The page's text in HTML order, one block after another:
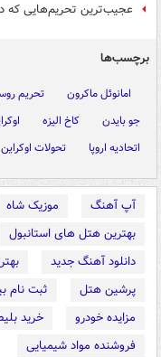
عجیب‌ترین تحریم‌هایی که
برچسب‌ها
امانوئل ماکرون تحریم
جو بایدن
کاخ الیزه
اتحادیه اروپا
تحولات اوکراین
آپ آهنگ موزیک شاه
بهترین هتل های استانبول
دانلود آهنگ جدید
پرشین هتل
ثبت نام
مزایده خودرو
خرید
فروشنده مواد شیمیایی